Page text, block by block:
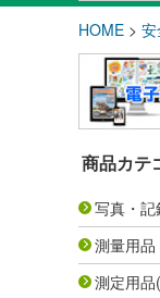
HOME >
商品カテ
写真・記
測量用
測定用品